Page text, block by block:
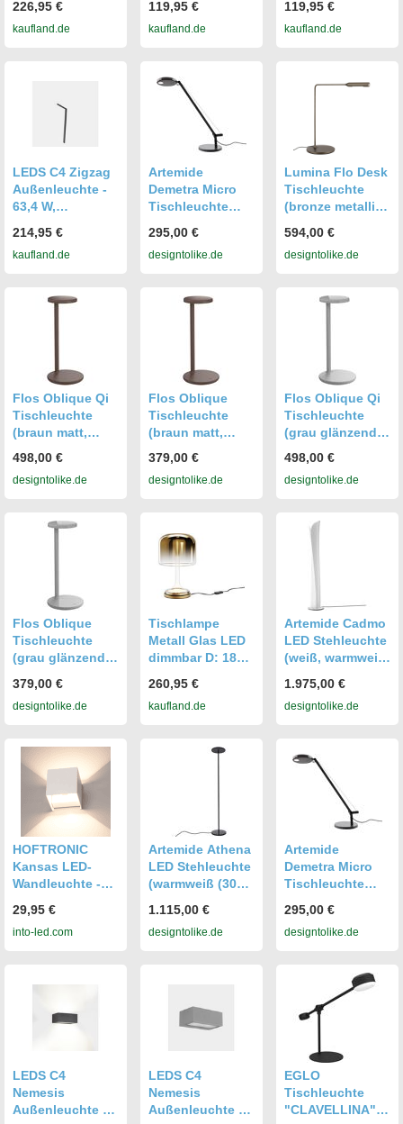
520 lm 80 cm
Schwarz Weiß
226,95 €
kaufland.de
Warmweiß, 834
lm, IP65, Grau
119,95 €
kaufland.de
Warmweiß, 834
lm, IP65, Grau
119,95 €
kaufland.de
LEDS C4 Zigzag
Außenleuchte -
63,4 W,
lm, IP65, Grau
214,95 €
kaufland.de
Artemide
Demetra Micro
Tischleuchte
warmweiß (3000
K)) anthrazitgrau
295,00 €
designtolike.de
Lumina Flo Desk
Tischleuchte
(bronze metallic,
(3000K)) bronze
metallic |
94029MT00
594,00 €
designtolike.de
Flos Oblique Qi
Tischleuchte
(braun matt,
(2700 K)) braun
matt extra-
498,00 €
designtolike.de
Flos Oblique
Tischleuchte
(braun matt,
(2700 K)) braun
matt extra-
379,00 €
designtolike.de
Flos Oblique Qi
Tischleuchte
(grau glänzend,
(2700 K)) grau
glänzend extra-
498,00 €
designtolike.de
Flos Oblique
Tischleuchte
(grau glänzend,
(2700 K)) grau
glänzend extra-
K)
379,00 €
designtolike.de
Tischlampe
Metall Glas LED
dimmbar D: 18
rund 3000 K
warmweiß 1600
Tischleuchte
260,95 €
kaufland.de
Artemide Cadmo
LED Stehleuchte
(weiß, warmweiß
warmweiß (3000
K)
1.975,00 €
designtolike.de
HOFTRONIC
Kansas LED-
Wandleuchte -
3000K warmweiß
- IP65
Weiß - Cube -
außen -
29,95 €
into-led.com
Artemide Athena
LED Stehleuchte
(warmweiß (3000
(3000 K)
1.115,00 €
designtolike.de
Artemide
Demetra Micro
Tischleuchte
warmweiß (2700
K)) weiß extra-
295,00 €
designtolike.de
LEDS C4
Nemesis
Außenleuchte -
LEDS C4
Nemesis
Außenleuchte -
EGLO
Tischleuchte
"CLAVELLINA",